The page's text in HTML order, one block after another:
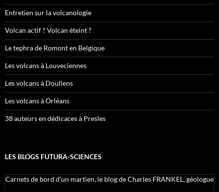
Entretien sur la volcanologie
Volcan actif ? Volcan éteint ?
Le tephra de Romont en Belgique
Les volcans à Louveciennes
Les volcans à Doullens
Les volcans à Orléans
38 auteurs en dédicaces à Presles
LES BLOGS FUTURA-SCIENCES
Carnets de bord d’un martien, le blog de Charles FRANKEL, géologue